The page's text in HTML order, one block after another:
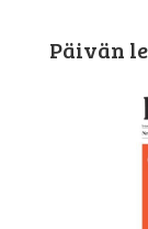
Päivän